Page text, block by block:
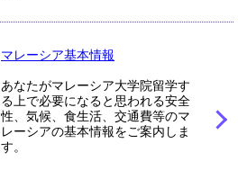
マレーシア基本情報
あなたがマレーシア大学院留学す
る上で必要になると思われる安全
性、気候、食生活、交通費等のマ
レーシアの基本情報をご案内しま
す。